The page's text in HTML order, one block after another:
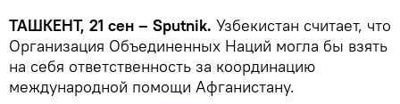
ТАШКЕНТ, 21 сен – Sputnik. Узбекистан считает, что
Организация Объединенных Наций могла бы взять
на себя ответственность за координацию
международной помощи Афганистану.